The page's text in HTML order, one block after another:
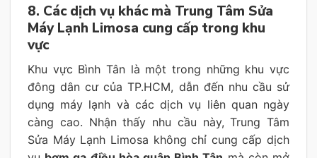
8. Các dịch vụ khác mà Trung Tâm Sửa
Máy Lạnh Limosa cung cấp trong khu
vực
Khu vực Bình Tân là một trong những khu vực
đông dân cư của TP.HCM, dẫn đến nhu cầu sử
dụng máy lạnh và các dịch vụ liên quan ngày
càng cao. Nhận thấy nhu cầu này, Trung Tâm
Sửa Máy Lạnh Limosa không chỉ cung cấp dịch